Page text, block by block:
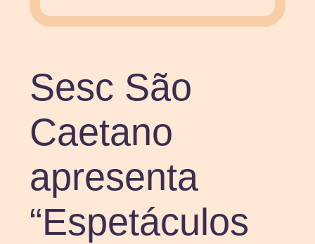
Sesc São
Caetano
apresenta
“Espetáculos